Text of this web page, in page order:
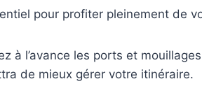
pour profiter pleinement de
à l’avance les ports et
de mieux gérer votre itinéraire.